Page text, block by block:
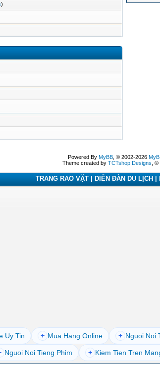
)
Powered By MyBB, © 2002-2026
Theme created by TCTshop Designs ,
TRANG RAO VẶT | DIỄN ĐÀN DU LỊCH |
Uy Tin + Mua Hang Online + Nguoi Noi
Nguoi Noi Tieng Phim + Kiem Tien Tren